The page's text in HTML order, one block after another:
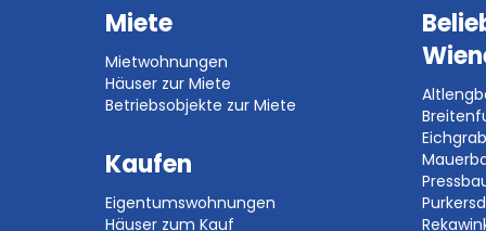
Miete
Mietwohnungen
Häuser zur Miete
Betriebsobjekte zur Miete
Kaufen
Eigentumswohnungen
Häuser zum Kauf